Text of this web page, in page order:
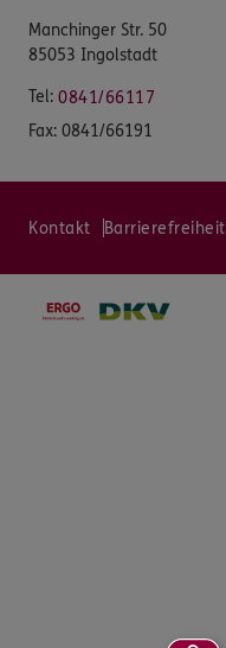
Manchinger Str. 50
85053 Ingolstadt
Tel: 0841/66117
Fax: 0841/66191
Kontakt Barrierefreiheit